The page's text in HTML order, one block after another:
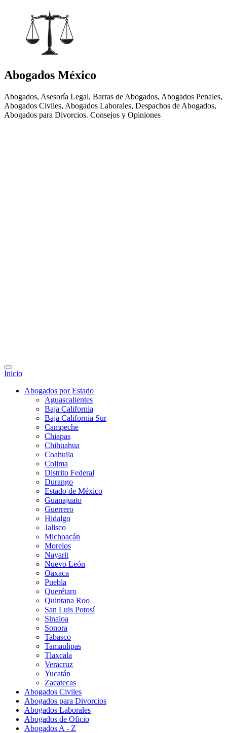
Abogados México
Abogados, Asesoría Legal, Barras de Abogados, Abogados Penales,
Abogados Civiles, Abogados Laborales, Despachos de Abogados,
Abogados para Divorcios. Consejos y Opiniones
Inicio
Abogados por Estado
Aguascalientes
Baja California
Baja California Sur
Campeche
Chiapas
Chihuahua
Coahuila
Colima
Distrito Federal
Durango
Estado de México
Guanajuato
Guerrero
Hidalgo
Jalisco
Michoacán
Morelos
Nayarit
Nuevo León
Oaxaca
Puebla
Querétaro
Quintana Roo
San Luis Potosí
Sinaloa
Sonora
Tabasco
Tamaulipas
Tlaxcala
Veracruz
Yucatán
Zacatecas
Abogados Civiles
Abogados para Divorcios
Abogados Laborales
Abogados de Oficio
Abogados A - Z